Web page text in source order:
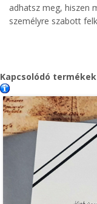
adhatsz meg, hiszen
személyre szabott
Kapcsolódó termékek